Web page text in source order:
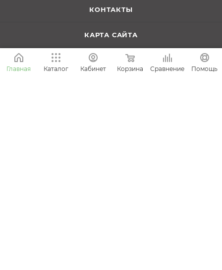
КОНТАКТЫ
КАРТА САЙТА
ПОМОЩЬ
Главная Каталог Кабинет Корзина Сравнение Помощь